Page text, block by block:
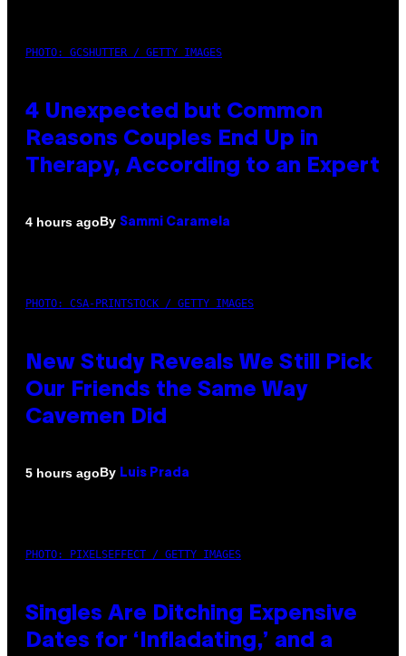
PHOTO: GCSHUTTER / GETTY IMAGES
4 Unexpected but Common
Reasons Couples End Up in
Therapy, According to an Expert
4 hours agoBy Sammi Caramela
PHOTO: CSA-PRINTSTOCK / GETTY IMAGES
New Study Reveals We Still Pick
Our Friends the Same Way
Cavemen Did
5 hours agoBy Luis Prada
PHOTO: PIXELSEFFECT / GETTY IMAGES
Singles Are Ditching Expensive
Dates for ‘Infladating,’ and a